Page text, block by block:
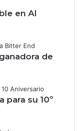
en Al
de
para su 10º